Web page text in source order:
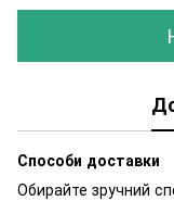
Способи доставки
Обирайте зручний